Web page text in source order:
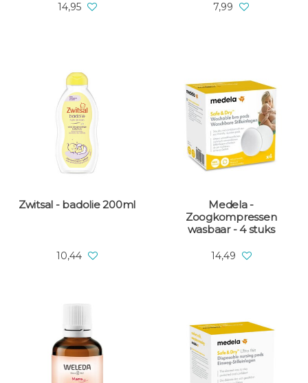
14,95 7,99
Zwitsal - badolie 200ml
10,44
Medela -
Zoogkompressen
wasbaar - 4 stuks
14,49